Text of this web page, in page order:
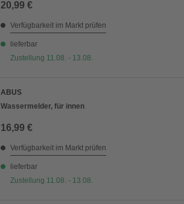
20,99 €
Verfügbarkeit im Markt prüfen
lieferbar
Zustellung 11.08. - 13.08.
ABUS
Wassermelder, für innen
16,99 €
Verfügbarkeit im Markt prüfen
lieferbar
Zustellung 11.08. - 13.08.